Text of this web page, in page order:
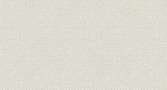
4. 住友との提携
5. WE社との関係
第3節 関東大震災と震災後の経